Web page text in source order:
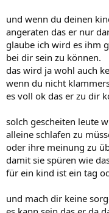
und wenn du deinen
angeraten das er nur
glaube ich wird es ihm
bei dir sein zu können.
das wird ja wohl auch
wenn du nicht
es voll ok das er zu dir
solch gescheiten leute
alleine schlafen zu
oder ihre meinung zu
damit sie spüren wie
für ein kind ist ein tag
und mach dir keine